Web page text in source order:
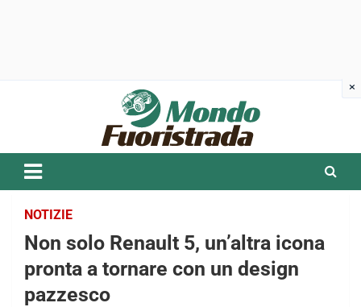
NOTIZIE
Non solo Renault 5, un’altra icona
pronta a tornare con un design
pazzesco